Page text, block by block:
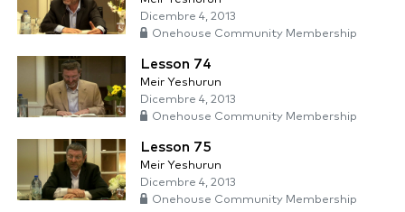
Dicembre 4, 2013
Onehouse Community Membership
Lesson 74
Meir Yeshurun
Dicembre 4, 2013
Onehouse Community Membership
Lesson 75
Meir Yeshurun
Dicembre 4, 2013
Onehouse Community Membership